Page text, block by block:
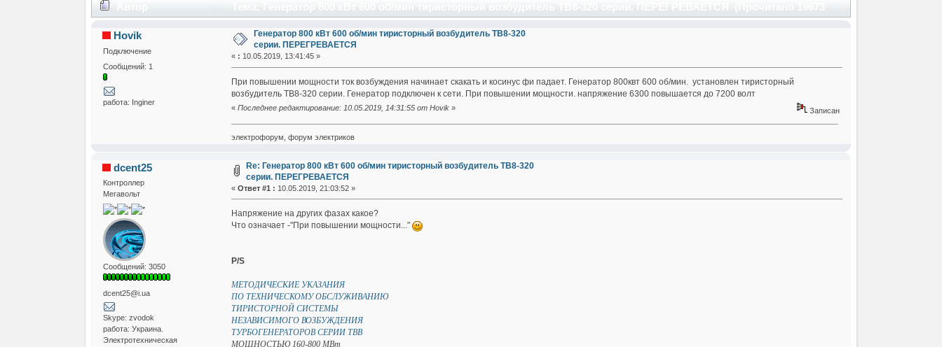
раз)Hovik
Подключение
Сообщений: 1
работа: Inginer
Генератор 800 кВт 600 об/мин тиристорный возбудитель ТВ8-320
серии. ПЕРЕГРЕВАЕТСЯ
« : 10.05.2019, 13:41:45 »
При повышении мощности ток возбуждения начинает скакать и косинус фи падает. Генератор 800квт 600 об/мин. установлен тиристорный
возбудитель ТВ8-320 серии. Генератор подключен к сети. При повышении мощности. напряжение 6300 повышается до 7200 волт
« Последнее редактирование: 10.05.2019, 14:31:55 от Hovik» Записан
электрофорум, форум электриков
dcent25
Контроллер
Мегавольт
Сообщений: 3050
dcent25@i.ua
Skype: zvodok
работа: Украина.
Электротехническая
Re: Генератор 800 кВт 600 об/мин тиристорный возбудитель ТВ8-320
серии. ПЕРЕГРЕВАЕТСЯ
« Ответ #1 : 10.05.2019, 21:03:52 »
Напряжение на других фазах какое?
Что означает -"При повышении мощности..."
P/S
МЕТОДИЧЕСКИЕ УКАЗАНИЯ
ПО ТЕХНИЧЕСКОМУ ОБСЛУЖИВАНИЮ
ТИРИСТОРНОЙ СИСТЕМЫ
НЕЗАВИСИМОГО ВОЗБУЖДЕНИЯ
ТУРБОГЕНЕРАТОРОВ СЕРИИ ТВВ
МОЩНОСТЬЮ 160-800 МВт